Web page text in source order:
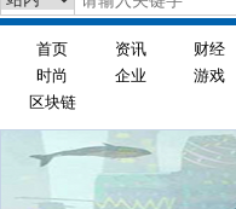
首页 资讯 财经
时尚
企业 游戏
区块链